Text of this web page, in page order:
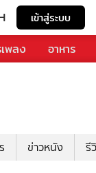
เข้าสู่ระบบ
พลง อาหาร
ข่าวหนัง รี